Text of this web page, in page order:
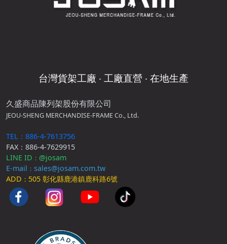
台灣貨架工廠 ‧ 工廠直營 ‧ 在地生產
久盛商品陳列架股份有限公司
JEOU-SHENG MERCHANDISE-FRAME Co., Ltd.
TEL：886-4-7613756
FAX：886-4-7629915
LINE ID ： @josam
E-mail ： sales@josam.com.tw
ADD ： 505 彰化縣鹿港鎮鹿科路6號